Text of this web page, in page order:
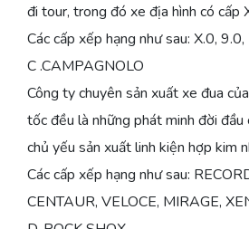
đi tour, trong đó xe địa hình có cấp
Các cấp xếp hạng như sau: X.0,
C .CAMPAGNOLO
Công ty chuyên sản xuất xe đua
tốc đều là những phát minh đời
chủ yếu sản xuất linh kiện hợp kim
Các cấp xếp hạng như sau:
CENTAUR, VELOCE, MIRAGE,